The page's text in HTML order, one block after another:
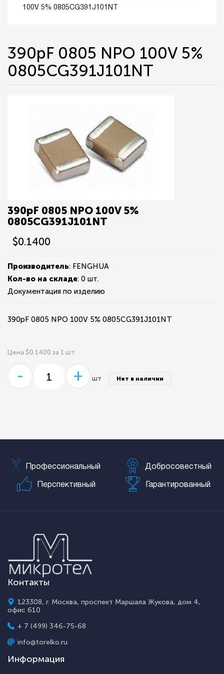
100V 5% 0805CG391J101NT
390pF 0805 NPO 100V 5%
0805CG391J101NT
390pF 0805 NPO 100V 5%
0805CG391J101NT
$0.1400
Производитель: FENGHUA
Кол-во на складе: 0 шт.
Документация по изделию
390pF 0805 NPO 100V 5% 0805CG391J101NT
Цена $0.1400 за 1 шт
- + шт Нет в наличии
Профессиональный Добросовестный
Перспективный Гарантированный
Контакты
123308, г. Москва, проспект Маршала Жукова, дом 4,
офис 610
+ 7 (499) 346-75-68
info@torelko.ru
Информация